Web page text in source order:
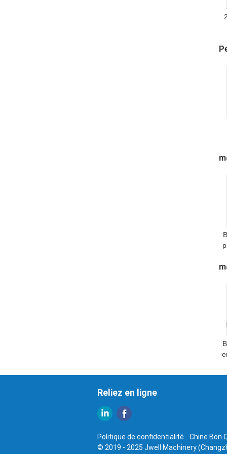
Reliez en ligne
Politique de confidentialité
Chine Bon
© 2019 - 2025 Jwell Machinery